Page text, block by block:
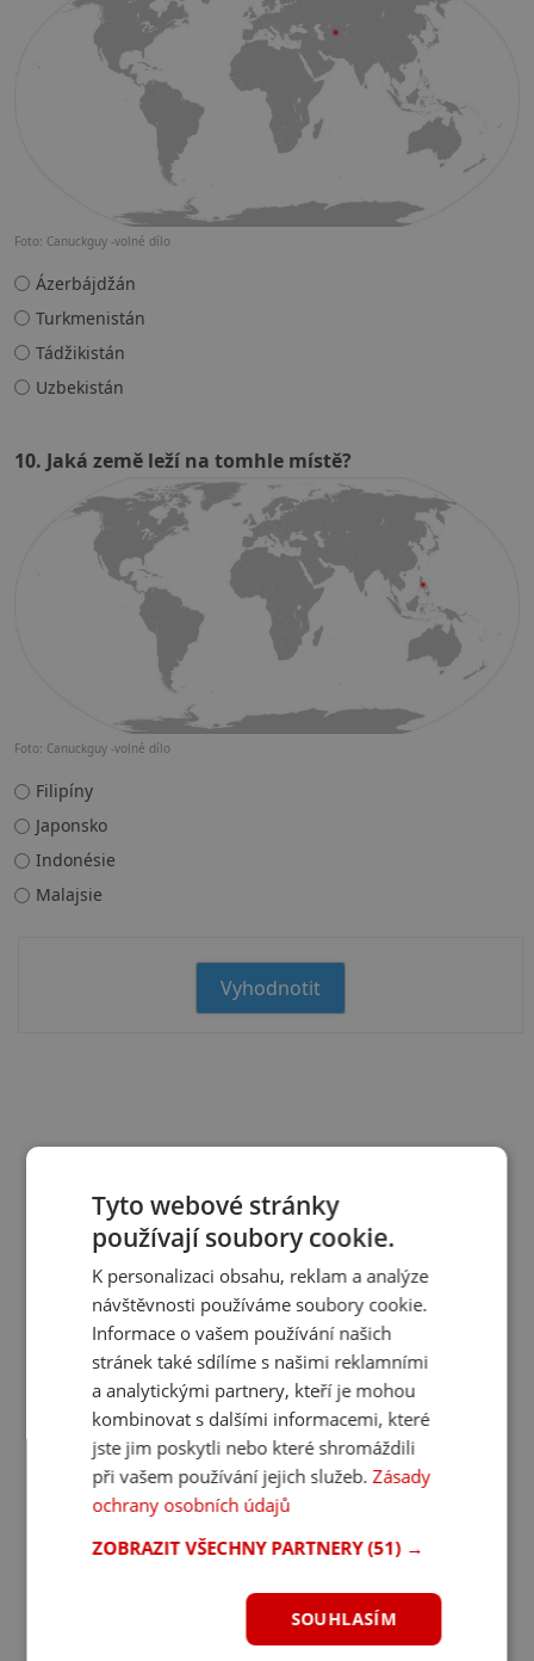
Foto: Canuckguy -volné dílo
Ázerbájdžán
Turkmenistán
Tádžikistán
Uzbekistán
10. Jaká země leží na tomhle místě?
Foto: Canuckguy -volné dílo
Filipíny
Japonsko
Indonésie
Malajsie
Tyto webové stránky
používají soubory cookie.
K personalizaci obsahu, reklam a analýze
návštěvnosti používáme soubory cookie.
Informace o vašem používání našich
stránek také sdílíme s našimi reklamními
a analytickými partnery, kteří je mohou
kombinovat s dalšími informacemi, které
jste jim poskytli nebo které shromáždili
při vašem používání jejich služeb.Zásady
ochrany osobních údajů
ZOBRAZIT VŠECHNY PARTNERY(51) →
SOUHLASÍM